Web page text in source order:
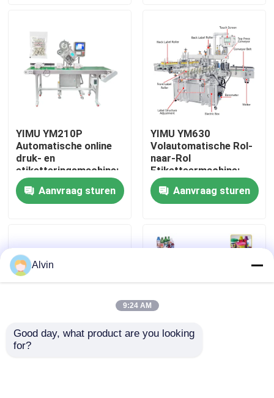
Huis
Producten
Ongeveer ons
Fabrieksreis
Contacteer ons
Verzoek om een Citaat
YIMU YM210P
Automatische online
druk- en
etiketteringsmachine:
geïntegreerde
precisie voor platte
objecten
Aanvraag sturen
YIMU YM630
Volautomatische Rol-
naar-Rol
Etiketteermachine:
Precisie Oplossing
voor Flexibele
Verpakkingsmaterialen
Aanvraag sturen
YIMU YM515
Alvin
9:24 AM
Good day, what product are you looking
for?